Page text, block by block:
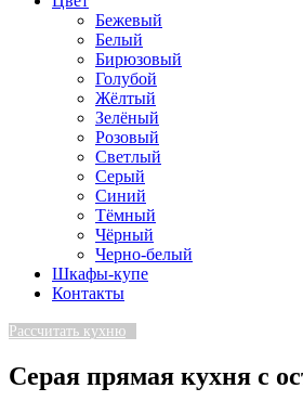
Бежевый
Белый
Бирюзовый
Голубой
Жёлтый
Зелёный
Розовый
Светлый
Серый
Синий
Тёмный
Чёрный
Черно-белый
Шкафы-купе
Контакты
Рассчитать кухню
Серая прямая кухня с